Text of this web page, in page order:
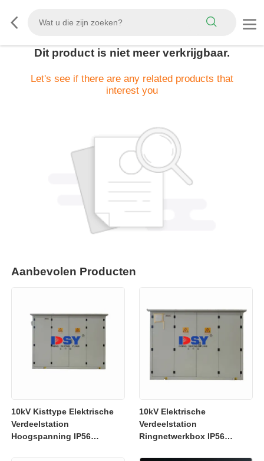
Dit product is niet meer verkrijgbaar.
Let's see if there are any related products that
interest you
Aanbevolen Producten
10kV Kisttype Elektrische
Verdeelstation
Hoogspanning IP56
10kV Elektrische
Verdeelstation
Ringnetwerkbox IP56